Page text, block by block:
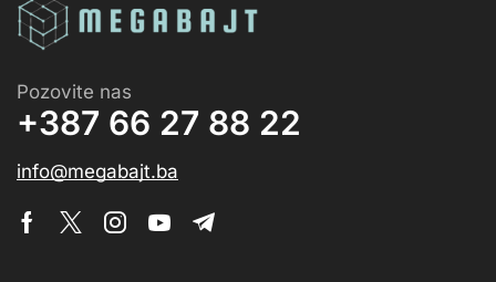
Pozovite nas
+387 66 27 88 22
info@megabajt.ba